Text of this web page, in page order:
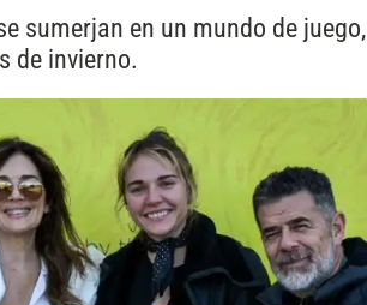
sumerjan en un mundo de juego,
de invierno.